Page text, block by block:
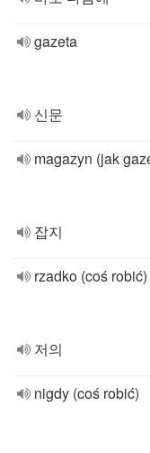
gazeta
신문
magazyn (jak
잡지
rzadko (coś robić)
저의
nigdy (coś robić)